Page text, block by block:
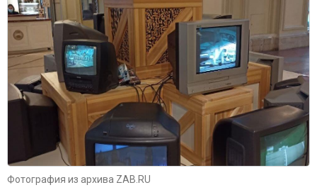
Фотография из архива ZAB.RU